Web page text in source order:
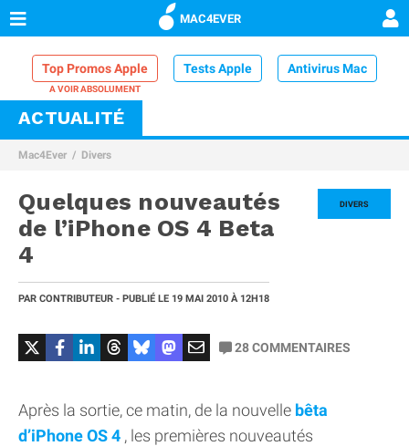
MAC4EVER
Top Promos Apple Tests Apple Antivirus Mac
VPN Mac
Comparatif iPhone
ACTUALITÉ
Mac4Ever Divers
DIVERS
Quelques nouveautés
de l’iPhone OS 4 Beta
4
PAR CONTRIBUTEUR - PUBLIÉ LE 19 MAI 2010 À 12H18
28COMMENTAIRES
Après la sortie, ce matin, de la nouvelle bêta
d’iPhone OS 4 , les premières nouveautés